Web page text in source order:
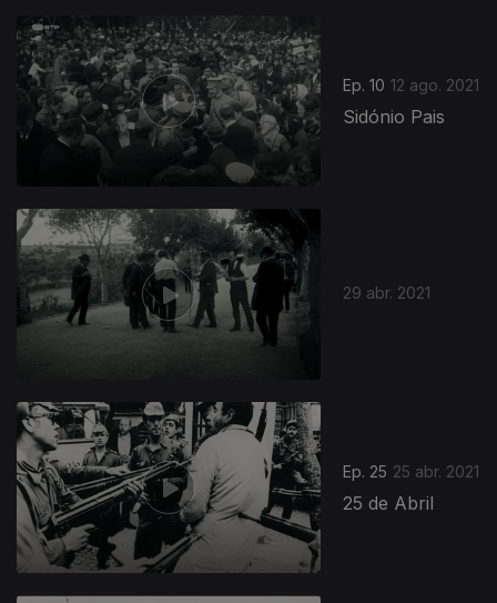
Ep. 10 12 ago. 2021
Sidónio Pais
29 abr. 2021
Ep. 25 25 abr. 2021
25 de Abril